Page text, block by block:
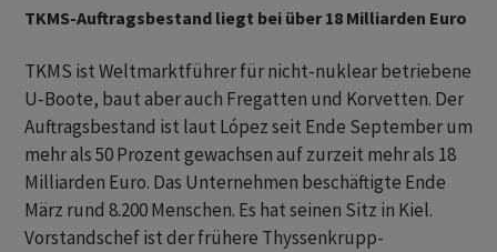
TKMS-Auftragsbestand liegt bei über 18 Milliarden Euro
TKMS ist Weltmarktführer für nicht-nuklear betriebene
U-Boote, baut aber auch Fregatten und Korvetten. Der
Auftragsbestand ist laut López seit Ende September um
mehr als 50 Prozent gewachsen auf zurzeit mehr als 18
Milliarden Euro. Das Unternehmen beschäftigte Ende
März rund 8.200 Menschen. Es hat seinen Sitz in Kiel.
Vorstandschef ist der frühere Thyssenkrupp-